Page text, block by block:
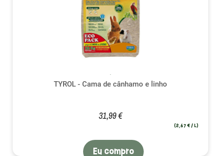
TYROL - Cama de cânhamo e linho
31,99 €
(2,67 € / L)
Eu compro